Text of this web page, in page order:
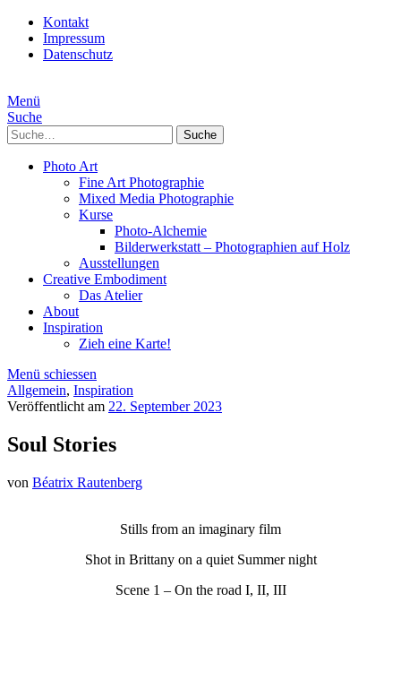
Kontakt
Impressum
Datenschutz
Menü
Suche
Suche
Photo Art
Fine Art Photographie
Mixed Media Photographie
Kurse
Photo-Alchemie
Bilderwerkstatt – Photographien auf Holz
Ausstellungen
Creative Embodiment
Das Atelier
About
Inspiration
Zieh eine Karte!
Menü schiessen
Allgemein, Inspiration
Veröffentlicht am 22. September 2023
Soul Stories
von Béatrix Rautenberg
Stills from an imaginary film
Shot in Brittany on a quiet Summer night
Scene 1 – On the road I, II, III